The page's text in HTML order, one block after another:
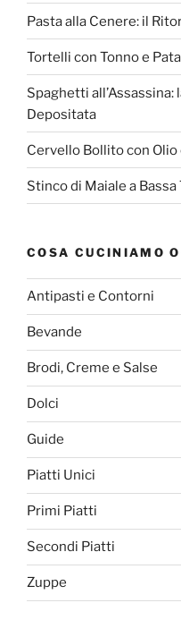
Pasta alla Cenere: il
Tortelli con Tonno e
Spaghetti
Depositata
Cervello Bollito con Olio
Stinco di Maiale a
COSA CUCINIAMO
Antipasti e Contorni
Bevande
Brodi, Creme e Salse
Dolci
Guide
Piatti Unici
Primi Piatti
Secondi Piatti
Zuppe